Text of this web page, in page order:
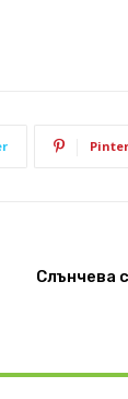
Слънчева